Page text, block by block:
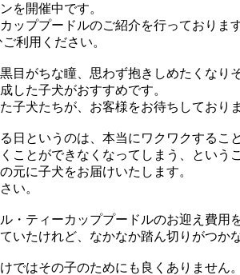
を開催中です。
ッププードルのご紹介を行っております
利用ください。
がちな瞳、思わず抱きしめたくなり
した子犬がおすすめです。
子犬たちが、お客様をお待ちしておりま
日というのは、本当にワクワクするこ
ことができなくなってしまう、という
元に子犬をお届けいたします。
い。
・ティーカッププードルのお迎え費用
いたけれど、なかなか踏ん切りがつか
ではその子のためにも良くありません。